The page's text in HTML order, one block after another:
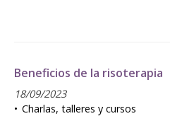
Beneficios de la risoterapia
18/09/2023
Charlas, talleres y cursos